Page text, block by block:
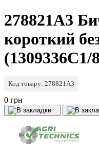
278821A3
короткий
(1309336C1/
Код товару: 278821A3
0 грн